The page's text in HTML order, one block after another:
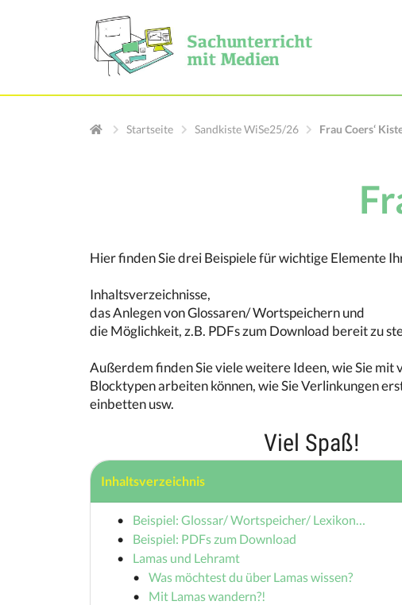
Startseite Sandkiste WiSe25/26 Frau Coers‘
Hier finden Sie drei Beispiele für wichtige Elemente
Inhaltsverzeichnisse,
das Anlegen von Glossaren/ Wortspeichern und
die Möglichkeit, z.B. PDFs zum Download bereit zu
Außerdem finden Sie viele weitere Ideen, wie Sie mit
Blocktypen arbeiten können, wie Sie Verlinkungen
einbetten usw.
Viel Spaß!
Inhaltsverzeichnis
Beispiel: Glossar/ Wortspeicher/ Lexikon…
Beispiel: PDFs zum Download
Lamas und Lehramt
Was möchtest du über Lamas wissen?
Mit Lamas wandern?!